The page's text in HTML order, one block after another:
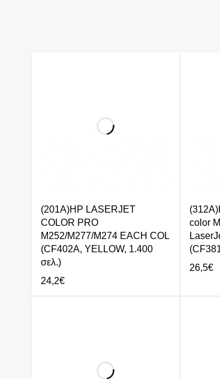
(201A)HP LASERJET
COLOR PRO
M252/M277/M274 EACH COL
(CF402A, YELLOW, 1.400
σελ.)
24,2€
color
26,5€